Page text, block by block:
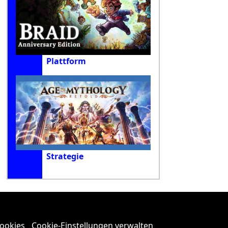
Plattform
Strategie
Cookie-Einstellungen verwalten